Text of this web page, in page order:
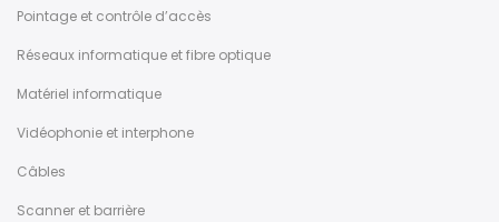
Pointage et contrôle d’accès
Réseaux informatique et fibre optique
Matériel informatique
Vidéophonie et interphone
Câbles
Scanner et barrière